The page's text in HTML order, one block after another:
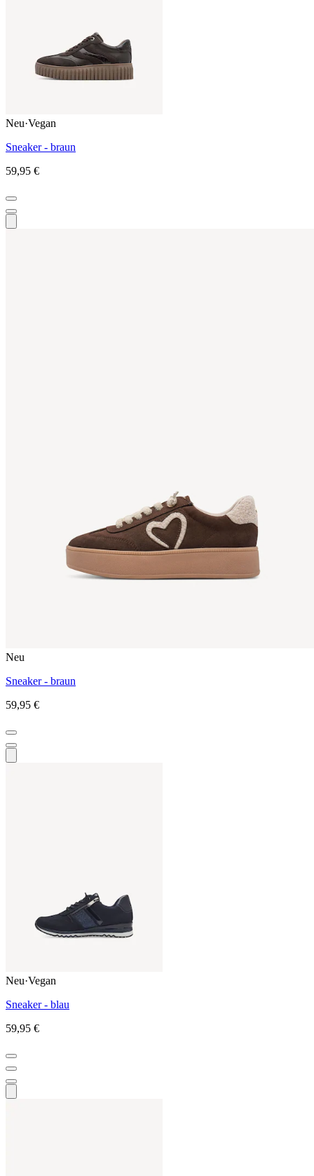
Neu·Vegan
Sneaker - braun
59,95 €
Neu
Sneaker - braun
59,95 €
Neu·Vegan
Sneaker - blau
59,95 €